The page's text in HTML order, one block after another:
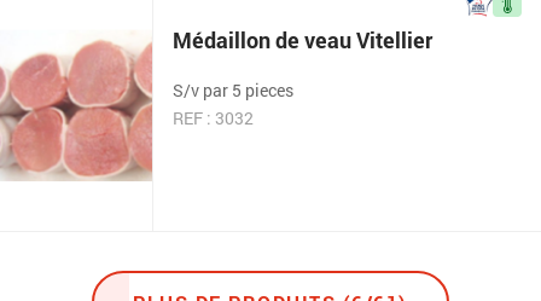
Médaillon de veau Vitellier
S/v par 5 pieces
REF : 3032